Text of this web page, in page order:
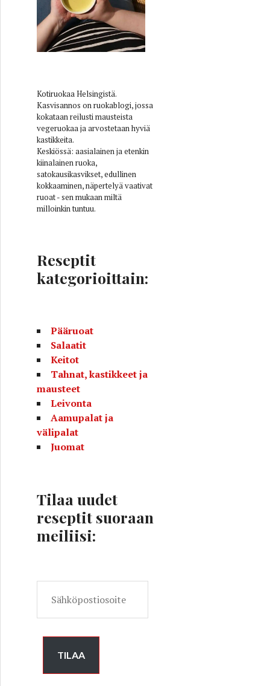
dippikastiketta: Tulinen, umaminen ja makea
Kotiruokaa Helsingistä.
Kasvisannos on ruokablogi, jossa
kokataan reilusti mausteista
vegeruokaa ja arvostetaan hyviä
kastikkeita.
Keskiössä: aasialainen ja etenkin
kiinalainen ruoka,
satokausikasvikset, edullinen
kokkaaminen, näpertelyä vaativat
ruoat - sen mukaan miltä
milloinkin tuntuu.
Reseptit
kategorioittain:
Pääruoat
Salaatit
Keitot
Tahnat, kastikkeet ja
mausteet
Leivonta
Aamupalat ja
välipalat
Juomat
Tilaa uudet
reseptit suoraan
meiliisi:
h
TILAA